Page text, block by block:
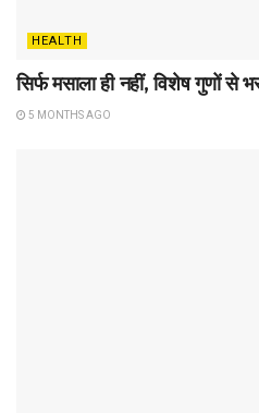
HEALTH
सिर्फ मसाला ही नहीं, विशेष गुणों से
5 MONTHS AGO